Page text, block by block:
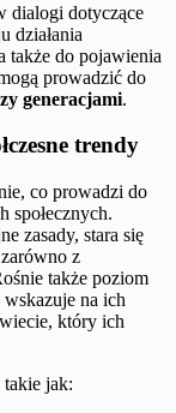
dialogi dotyczące
działania
także do pojawienia
prowadzić do
generacjami.
trendy
co prowadzi do
społecznych.
zasady, stara się
z
także poziom
wskazuje na ich
który ich
takie jak: